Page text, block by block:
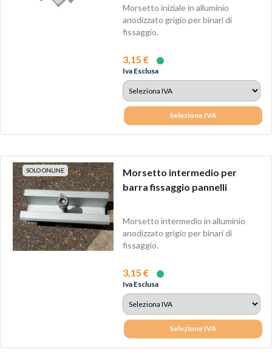
Morsetto iniziale in alluminio
anodizzato grigio per binari di
fissaggio.
3,15 €
Iva Esclusa
Selezione IVA
SOLO ONLINE
Morsetto intermedio per
barra fissaggio pannelli
Morsetto intermedio in alluminio
anodizzato grigio per binari di
fissaggio.
3,15 €
Iva Esclusa
Selezione IVA